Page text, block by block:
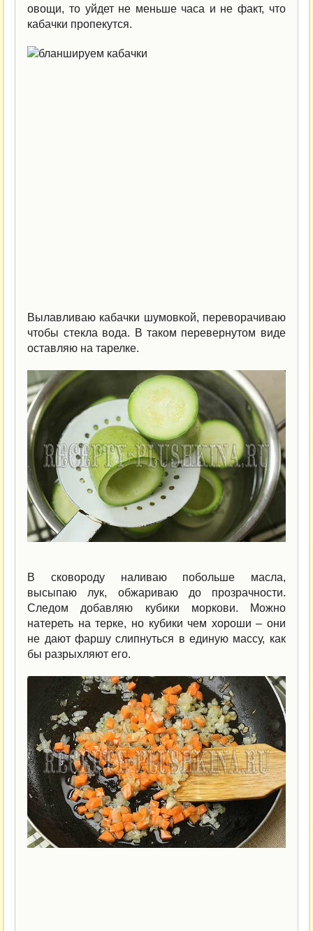
овощи, то уйдет не меньше часа и не факт, что
кабачки пропекутся.
Вылавливаю кабачки шумовкой, переворачиваю
чтобы стекла вода. В таком перевернутом виде
оставляю на тарелке.
В сковороду наливаю побольше масла,
высыпаю лук, обжариваю до прозрачности.
Следом добавляю кубики моркови. Можно
натереть на терке, но кубики чем хороши – они
не дают фаршу слипнуться в единую массу, как
бы разрыхляют его.